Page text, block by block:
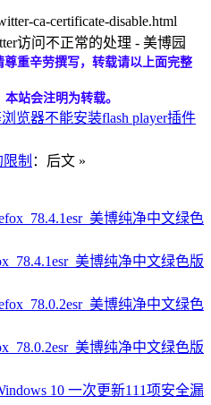
ca-certificate-disable.html
访问不正常的处理 - 美博园
重辛劳撰写，转载请以上面完整
站会注明为转载。
览器不能安装flash player插件
制 ：后文 »
美博纯净中文绿色版
美博纯净中文绿色版